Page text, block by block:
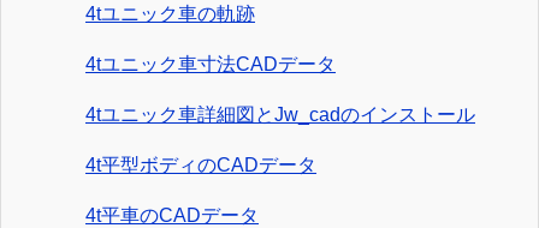
4tユニック車の軌跡
4tユニック車寸法CADデータ
4tユニック車詳細図とJw_cadのインストール
4t平型ボディのCADデータ
4t平車のCADデータ